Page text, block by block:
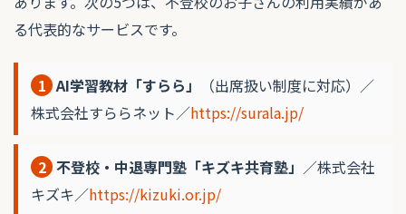
る代表的なサービスです。
1 AI学習教材「すらら」
（出席扱い制度に対応）／
株式会社すららネット／https://surala.jp/
2 不登校・中退専門塾「キズキ共育塾」 ／株式会社
キズキ／https://kizuki.or.jp/